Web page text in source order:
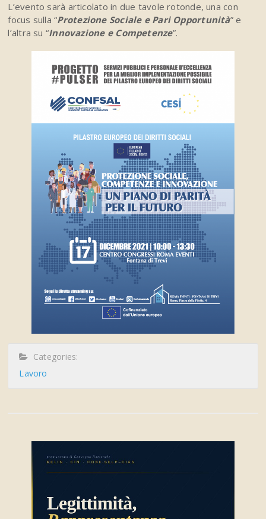
L’evento sarà articolato in due tavole rotonde, una con
focus sulla “Protezione Sociale e Pari Opportunità” e
l’altra su “Innovazione e Competenze”.
Categories:
Lavoro